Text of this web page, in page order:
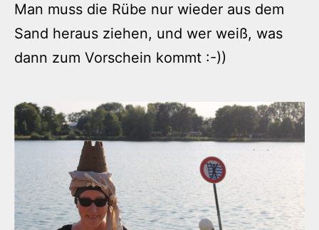
Man muss die Rübe nur wieder aus dem
Sand heraus ziehen, und wer weiß, was
dann zum Vorschein kommt :-))